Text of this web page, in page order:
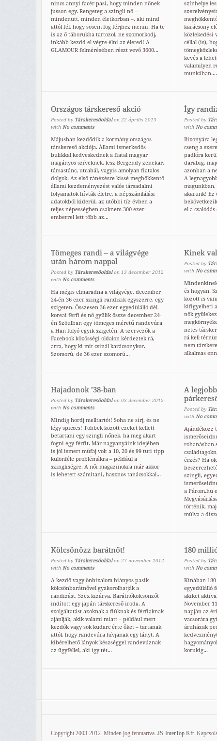
nincs annyi facér pasi, hogy minden nőnek
jusson egy. Rengeteg a szingli nő –
mindenütt, minden életkorban –, aki mind
attól fél, hogy sosem fog férjhez menni. Ha te
is az ő táborukba tartozol, ne szomorkodj,
inkább kezdd el végre élni az életed! A
GLAMOUR felmérésében részt vevő 3600...
színhelye
karácsony
közlekedési
céllal (is),
kevés a
valamilyen
munkában....
Országos társkereső akció
Posted by Társkeresőoldal on 22 április 2013
with No comments
Májusban kezdődik a kormány országos
társkereső akciója. Állami ismerkedős
bulikkal kedveskednek a fiatal magyar
magányos szíveknek, lesz Bergendy zenekar,
társastánc, utcabál, vagyis amolyan fiatalos
dolgok. Az első ránézésre kissé meghökkentő
állami kezdeményezést valós társadalmi
folyamatok hívták életre, a népszámlálási
adatokból kiderül, az utóbbi tíz évben a
teljes népességben csaknem 300 ezer
emberrel lett több az...
Így
Posted by
with No
Bizonyára
cseng a
padlóra
darabig,
azonban a
A
akarunk! Ez
el a
Tömeges randi – a világvége
után három nappal
Posted by Társkeresőoldal on 13 december 2012
with No comments
Ha mégis elmaradna a világvége, december
24-én 36 ezer szingli randizik egyszerre, egy
szigeten. Összesen 36 ezer egyedülálló dél-
koreai férfi és nő gyűlik össze december 24-
én Szöulban egy tömeges méretű randevúra,
a Han folyó egyik szigetén. A szervezők a
Facebook közösségi oldalon kérdeztek rá,
arra, hogy ki mit csinál karácsonykor.
Szomorú, de 36 ezer szomorú...
Kinek
Posted by
with No
és hogyan.
között is
kifigyelheti
nők
netes
rá kell
nem
alkalmas
Hajadonok ’38-ban
Posted by Társkeresőoldal on 03 december 2012
with No comments
Mindig hordj melltartót! Soha ne sírj, és ne
légy spicces! Többek között ezeket kellett
betartani egy szingli nőnek, ha meg akart
fogni egy férfit. Már nagyanyáink idejében
is jól ismert műfaj volt a 10, 20 és 99 tuti tipp
különféle problémákra – például a
szingliségre. A női magazinokra már akkor
is lehetett számítani, hasznos tanácsokkal...
A
Posted by
with No
Ajándékozz
rohanásban
érzés? Ha
szingli,
a Párom.hu
történik,
múlva a
Kölcsönözz barátnőt!
Posted by Társkeresőoldal on 27 november 2012
with No comments
A kezdő vagy önbizalom-hiányos pasik
kölcsönbarátnővel gyakorolhatják a
randizást. Szex kizárva. Barátnőkölcsönzőt
indított egy japán társkereső iroda. A
szolgáltatást azoknak a fiúknak és férfiaknak
ajánlják, akik valami miatt – például mert
kezdők vagy sok kudarc érte őket – tartanak
attól, hogy randevúra hívjanak egy lányt. A
kibérelhető lányok készséggel randevúznak
az ügyféllel, aki így tét...
180
Posted by
with No
Kínában
egyedülálló
akiket
November
napján az
vacsorára
áruházak
korukig...
Copyright 2003-2012. Minden jog fenntartva. JS-InterTop Kft.